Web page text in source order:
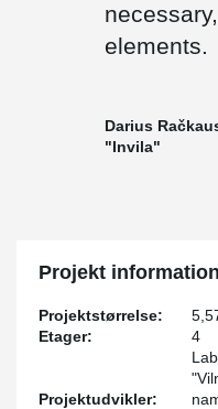
elements.
Darius
"Invila"
Projekt information
Projektstørrelse:
Etager: 4
Projektudvikler: